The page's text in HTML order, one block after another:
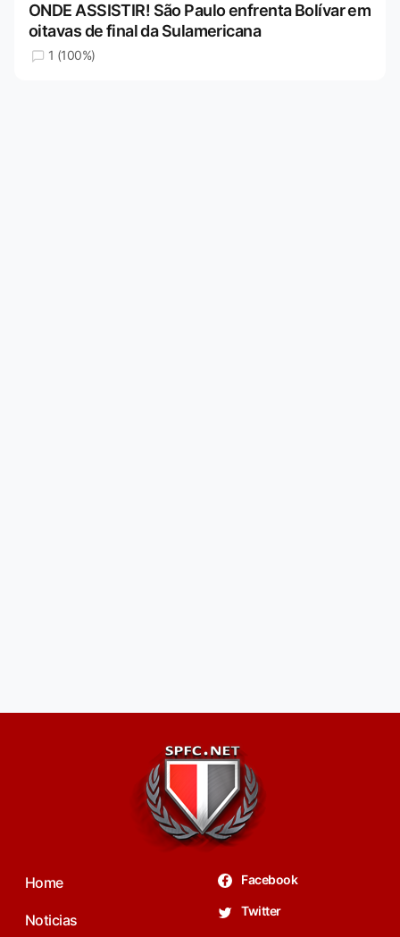
ONDE ASSISTIR! São Paulo enfrenta Bolívar em
oitavas de final da Sulamericana
1 (100%)
Home
Noticias
Facebook
Twitter